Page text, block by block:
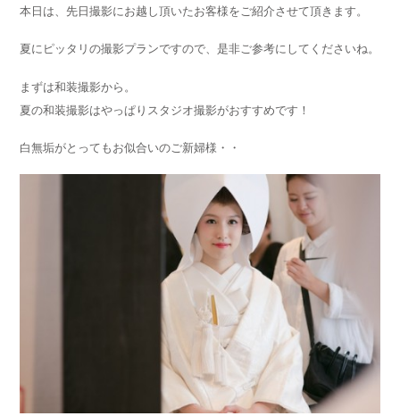
本日は、先日撮影にお越し頂いたお客様をご紹介させて頂きます。
夏にピッタリの撮影プランですので、是非ご参考にしてくださいね。
まずは和装撮影から。
夏の和装撮影はやっぱりスタジオ撮影がおすすめです！
白無垢がとってもお似合いのご新婦様・・